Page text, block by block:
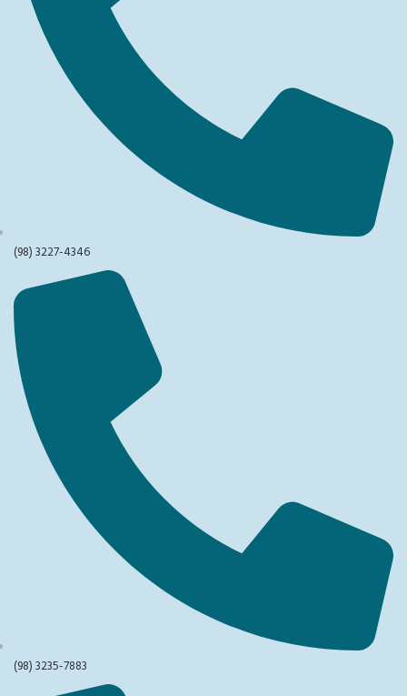
(98) 3227-4346
(98) 3235-7883